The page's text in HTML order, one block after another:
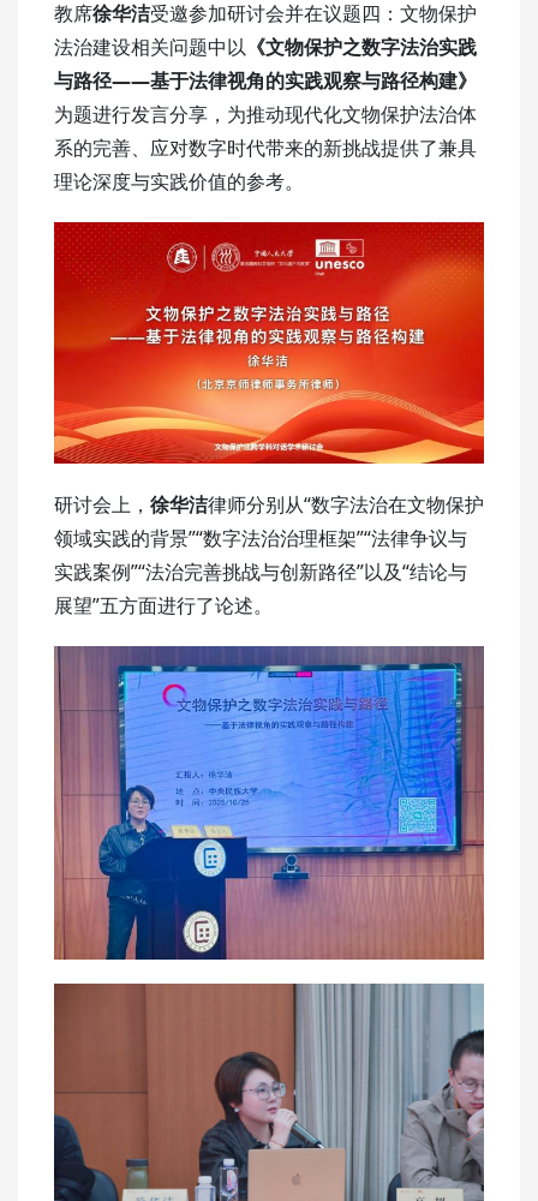
教席徐华洁受邀参加研讨会并在议题四：文物保护
法治建设相关问题中以 《文物保护之数字法治实践
与路径——基于法律视角的实践观察与路径构建》
为题进行发言分享，为推动现代化文物保护法治体
系的完善、应对数字时代带来的新挑战提供了兼具
理论深度与实践价值的参考。
研讨会上， 徐华洁律师分别从“数字法治在文物保护
领域实践的背景”“数字法治治理框架”“法律争议与
实践案例”“法治完善挑战与创新路径”以及“结论与
展望”五方面进行了论述。